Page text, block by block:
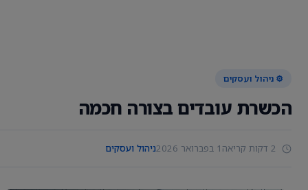
⚙️ ניהול ועסקים
הכשרת עובדים בצורה חכמה
1 בפברואר 2026 ניהול ועסקים